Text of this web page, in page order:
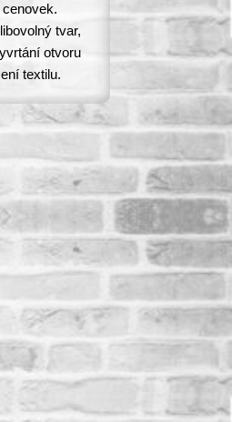
tvar,
otvoru
textilu.